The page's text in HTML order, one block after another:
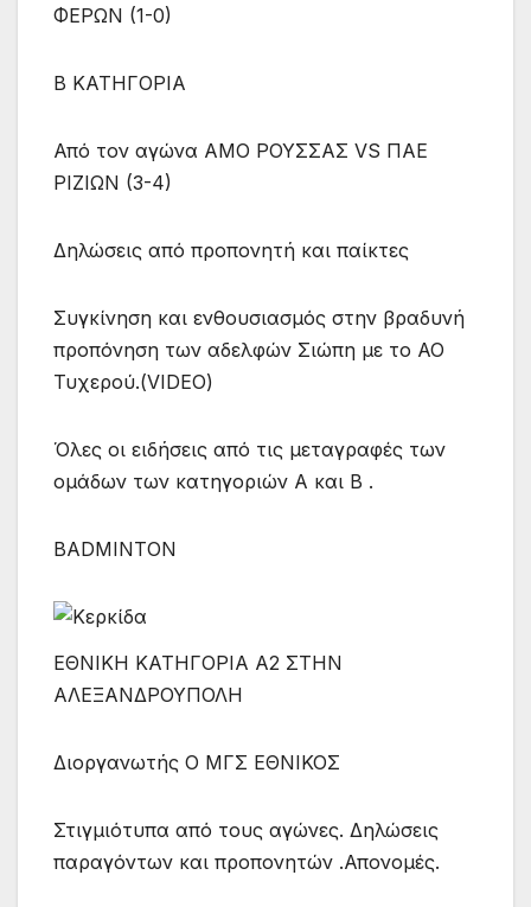
ΦΕΡΩΝ (1-0)
Β ΚΑΤΗΓΟΡΙΑ
Από τον αγώνα ΑΜΟ ΡΟΥΣΣΑΣ VS ΠΑΕ
ΡΙΖΙΩΝ (3-4)
Δηλώσεις από προπονητή και παίκτες
Συγκίνηση και ενθουσιασμός στην βραδυνή
προπόνηση των αδελφών Σιώπη με το ΑΟ
Τυχερού.(VIDEO)
Όλες οι ειδήσεις από τις μεταγραφές των
ομάδων των κατηγοριών Α και Β .
BADMINTON
ΕΘΝΙΚΗ ΚΑΤΗΓΟΡΙΑ Α2 ΣΤΗΝ
ΑΛΕΞΑΝΔΡΟΥΠΟΛΗ
Διοργανωτής Ο ΜΓΣ ΕΘΝΙΚΟΣ
Στιγμιότυπα από τους αγώνες. Δηλώσεις
παραγόντων και προπονητών .Απονομές.